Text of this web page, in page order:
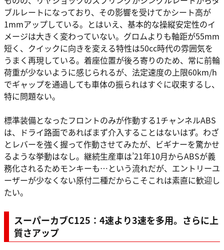
ブルレートになっており、その影響を受けてかシート高が
1mmアップしている。とはいえ、基本的な操縦安定性のイ
メージは大きく変わっていない。グロムよりも軸距が55mm
短く、クイックに向きを変える特性は50cc時代の雰囲気を
うまく再現している。着座位置が後ろ寄りのため、常に前輪
荷重が少ないように感じられるが、法定速度の上限60km/h
でギャップを通過しても車体の振られはすぐに収束するし、
特に問題ない。
標準装備となったフロントのみが作動する1チャンネルABS
は、ドライ路面であればまず介入することはないはず。わざ
とレバーを強く握って作動させてみたが、ビギナーを驚かせ
るような挙動はなし。継続生産車は’21年10月からABSが義
務化されるためモンキーも…という流れだが、エントリーユ
ーザーが少なくない原付二種だからこそこれは素直に歓迎し
たい。
スーパーカブC125：4速より3速を多用。さらに上
質さアップ